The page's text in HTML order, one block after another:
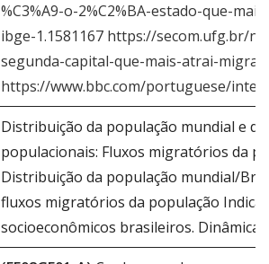
%C3%A9-o-2%C2%BA-estado-que-
ibge-1.1581167 https://secom.ufg.br/n/
segunda-capital-que-mais-atrai-
https://www.bbc.com/portuguese/
Distribuição da população mundial e
populacionais: Fluxos migratórios da
Distribuição da população mundial/
fluxos migratórios da população
socioeconômicos brasileiros. Dinâmica